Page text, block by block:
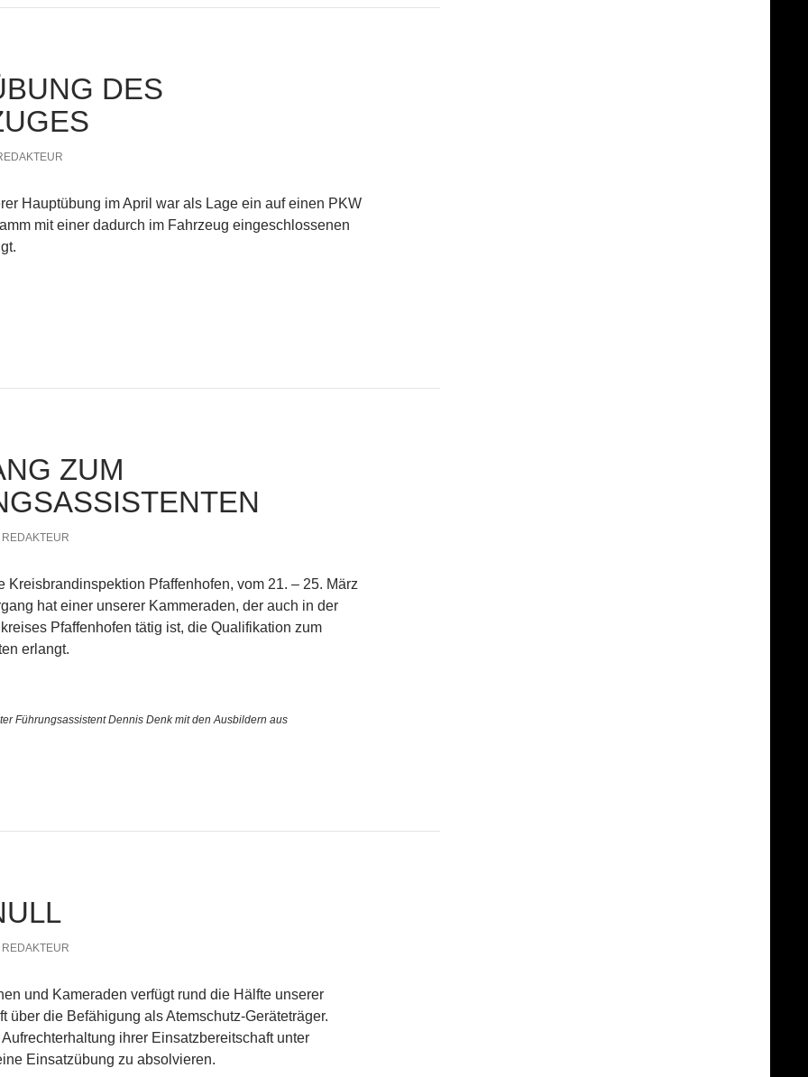
DES
Hauptübung im April war als Lage ein auf einen PKW
mit einer dadurch im Fahrzeug eingeschlossenen
ZUM
REDAKTEUR
Kreisbrandinspektion Pfaffenhofen, vom 21. – 25. März
hat einer unserer Kammeraden, der auch in der
Pfaffenhofen tätig ist, die Qualifikation zum
erlangt.
Führungsassistent Dennis Denk mit den Ausbildern aus
REDAKTEUR
und Kameraden verfügt rund die Hälfte unserer
über die Befähigung als Atemschutz-Geräteträger.
ihrer Einsatzbereitschaft unter
Einsatzübung zu absolvieren.